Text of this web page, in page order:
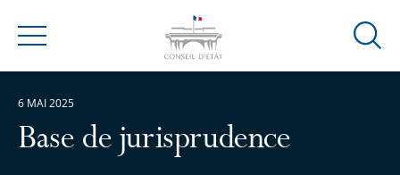
Menu
Ouvrir
Base de jurisprudence
6 MAI 2025